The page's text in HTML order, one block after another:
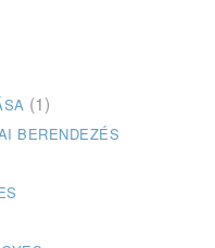
(1)
BERENDEZÉS